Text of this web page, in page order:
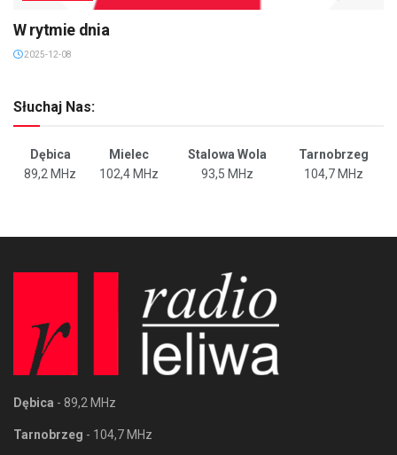
W rytmie dnia
2025-12-08
Słuchaj Nas:
Dębica Mielec Stalowa Wola
Tarnobrzeg
89,2 MHz
102,4 MHz 93,5 MHz 104,7 MHz
Dębica - 89,2 MHz
Tarnobrzeg - 104,7 MHz